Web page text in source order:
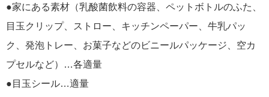
●家にある素材（乳酸菌飲料の容器、ペットボトルのふた、
目玉クリップ、ストロー、キッチンペーパー、牛乳パッ
ク、発泡トレー、お菓子などのビニールパッケージ、空カ
プセルなど）…各適量
●目玉シール…適量